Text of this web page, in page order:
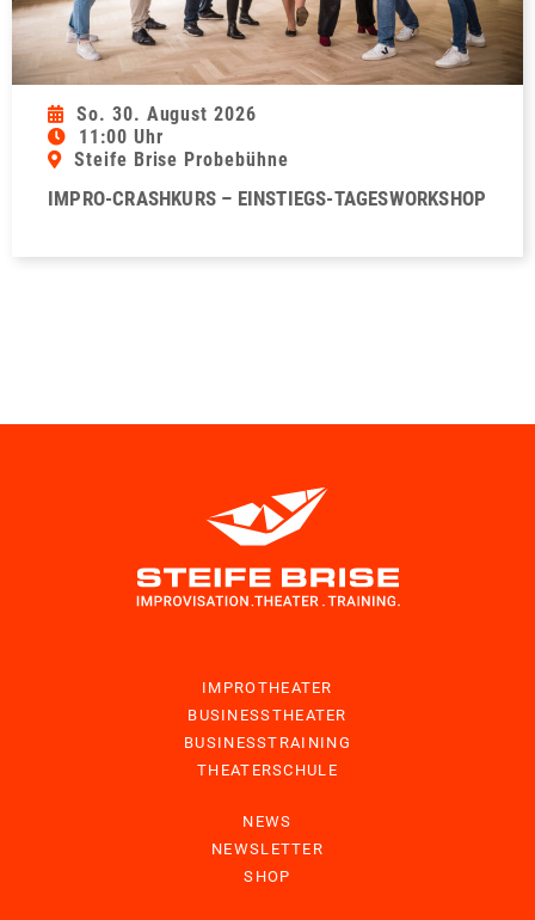
So. 30. August 2026
11:00 Uhr
Steife Brise Probebühne
IMPRO-CRASHKURS – EINSTIEGS-TAGESWORKSHOP
IMPROTHEATER
BUSINESSTHEATER
BUSINESSTRAINING
THEATERSCHULE
NEWS
NEWSLETTER
SHOP